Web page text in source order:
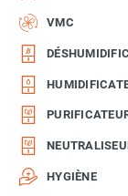
VMC
HYGIÈNE